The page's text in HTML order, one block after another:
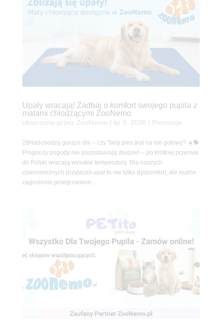
Upały wracają! Zadbaj o komfort swojego pupila z
matami chłodzącymi ZooNemo
utworzone przez ZooNemo lip 9, 2026 Promocje
28Nadchodzą gorące dni – czy Twój pies jest na nie gotowy? ☀️🐕
Prognozy pogody nie pozostawiają złudzeń – po krótkiej przerwie
do Polski wracają wysokie temperatury. Dla naszych
czworonożnych przyjaciół upał to nie tylko dyskomfort, ale realne
zagrożenie przegrzaniem...